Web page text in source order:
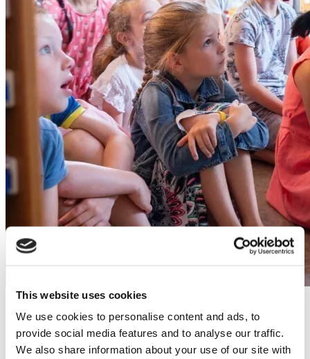
This website uses cookies
We use cookies to personalise content and ads, to
provide social media features and to analyse our traffic.
We also share information about your use of our site with
Inclus Sur Tous Les Écrans i3CONNECT
Tous les écrans tactiles équipés d’i3CONNECT Studio donnent
accès à l’application Gynzy dès le départ. Cela inclut nos modèles